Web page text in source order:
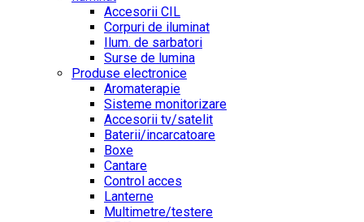
Accesorii CIL
Corpuri de iluminat
Ilum. de sarbatori
Surse de lumina
Produse electronice
Aromaterapie
Sisteme monitorizare
Accesorii tv/satelit
Baterii/incarcatoare
Boxe
Cantare
Control acces
Lanterne
Multimetre/testere